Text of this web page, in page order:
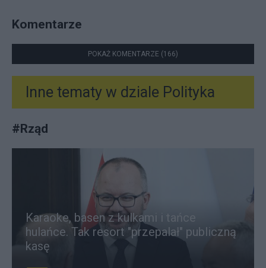
Komentarze
POKAŻ KOMENTARZE (166)
Inne tematy w dziale Polityka
#Rząd
Karaoke, basen z kulkami i tańce
hulańce. Tak resort "przepalał" publiczną
kasę